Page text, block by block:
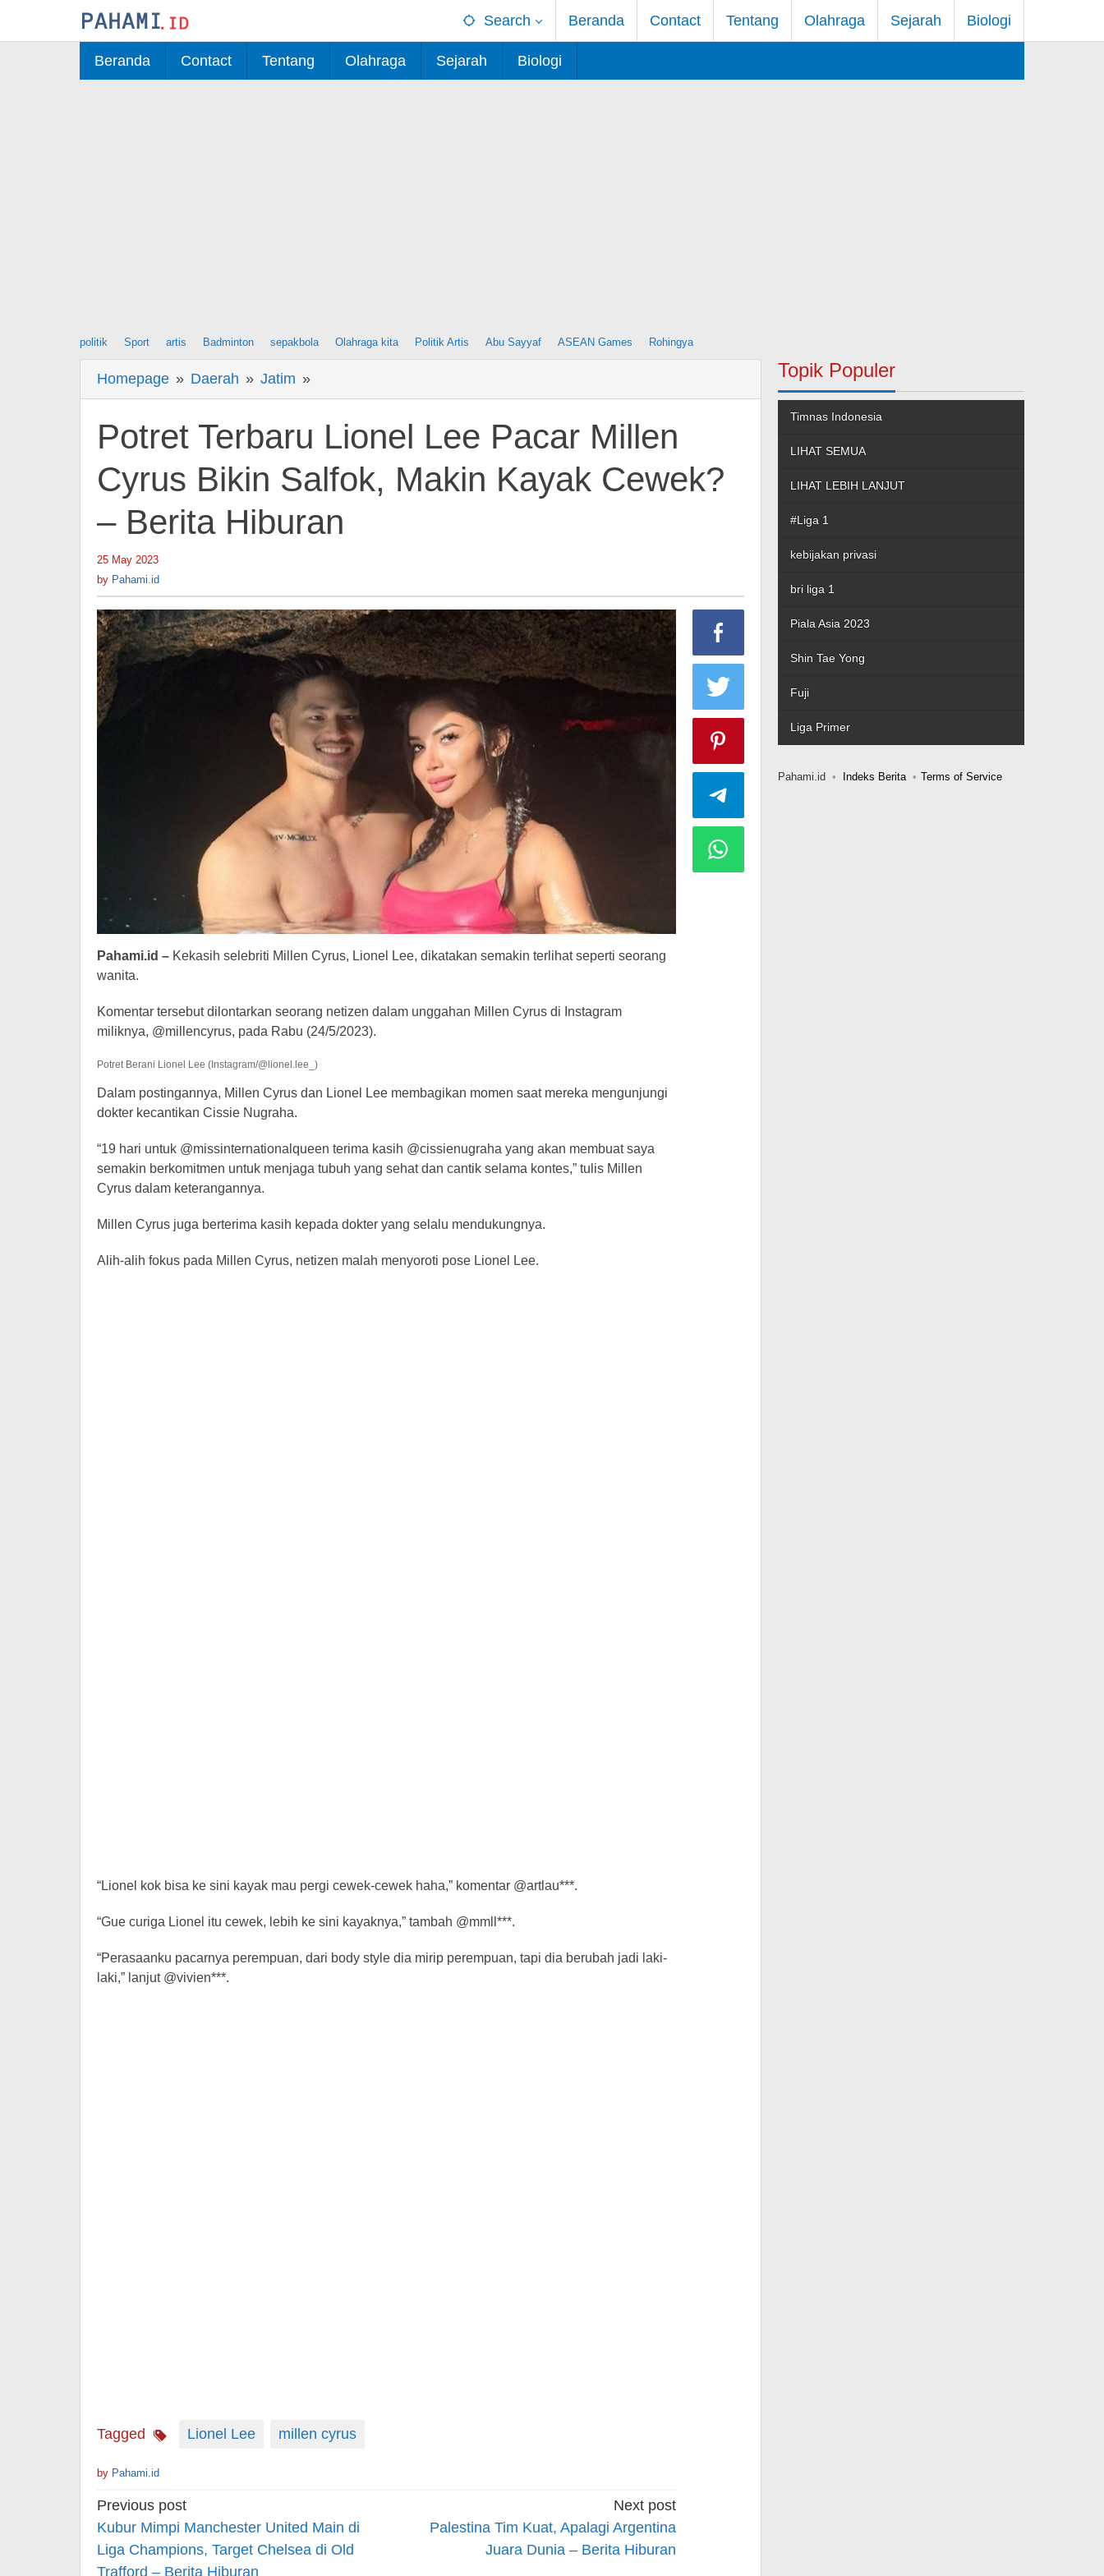
Search Beranda Contact Tentang Olahraga Sejarah Biologi
Beranda Contact Tentang Olahraga Sejarah Biologi
politik Sport artis Badminton sepakbola Olahraga kita Politik Artis Abu Sayyaf ASEAN Games Rohingya
Homepage » Daerah » Jatim »
Terbaru
Lionel
Lee
Pacar
Millen
Cyrus
Bikin
Kayak
Cewek?
-
Berita
Hiburan
Potret Terbaru Lionel Lee Pacar Millen
Cyrus Bikin Salfok, Makin Kayak Cewek?
– Berita Hiburan
25 May 2023
by Pahami.id
Pahami.id – Kekasih selebriti Millen Cyrus, Lionel Lee, dikatakan semakin terlihat seperti seorang
wanita.
Komentar tersebut dilontarkan seorang netizen dalam unggahan Millen Cyrus di Instagram
miliknya, @millencyrus, pada Rabu (24/5/2023).
Potret Berani Lionel Lee (Instagram/@lionel.lee_)
Dalam postingannya, Millen Cyrus dan Lionel Lee membagikan momen saat mereka mengunjungi
dokter kecantikan Cissie Nugraha.
“19 hari untuk @missinternationalqueen terima kasih @cissienugraha yang akan membuat saya
semakin berkomitmen untuk menjaga tubuh yang sehat dan cantik selama kontes,” tulis Millen
Cyrus dalam keterangannya.
Millen Cyrus juga berterima kasih kepada dokter yang selalu mendukungnya.
Alih-alih fokus pada Millen Cyrus, netizen malah menyoroti pose Lionel Lee.
“Lionel kok bisa ke sini kayak mau pergi cewek-cewek haha,” komentar @artlau***.
“Gue curiga Lionel itu cewek, lebih ke sini kayaknya,” tambah @mmll***.
“Perasaanku pacarnya perempuan, dari body style dia mirip perempuan, tapi dia berubah jadi laki-
laki,” lanjut @vivien***.
Tagged Lionel Lee millen cyrus
by Pahami.id
Post
navigation
Previous post
Kubur Mimpi Manchester United Main di
Liga Champions, Target Chelsea di Old
Trafford – Berita Hiburan
Next post
Palestina Tim Kuat, Apalagi Argentina
Juara Dunia – Berita Hiburan
Topik Populer
Timnas Indonesia
LIHAT SEMUA
LIHAT LEBIH LANJUT
#Liga 1
kebijakan privasi
bri liga 1
Piala Asia 2023
Shin Tae Yong
Fuji
Liga Primer
Pahami.id Indeks Berita Terms of Service